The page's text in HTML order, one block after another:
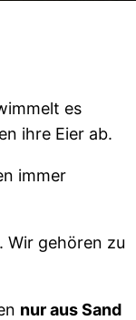
es
ihre Eier ab.
immer
Wir gehören zu
nur aus Sand